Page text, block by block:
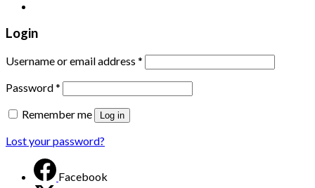
Login
Username or email address *
Password*
Remember me
Log in
Lost your password?
Facebook